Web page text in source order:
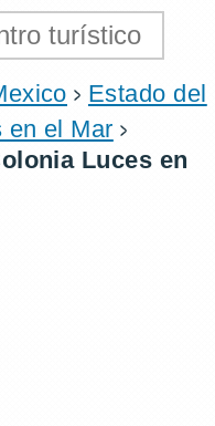
Estado del
en el Mar
Luces en